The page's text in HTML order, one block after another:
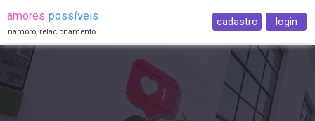
amores possíveis
namoro, relacionamento
cadastro login